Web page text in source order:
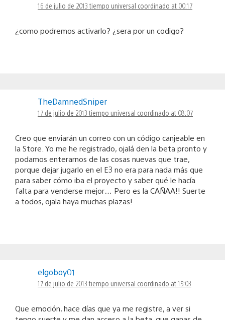
16 de julio de 2013 tiempo universal coordinado at 00:17
¿como podremos activarlo? ¿sera por un codigo?
TheDamnedSniper
17 de julio de 2013 tiempo universal coordinado at 08:07
Creo que enviarán un correo con un código canjeable en
la Store. Yo me he registrado, ojalá den la beta pronto y
podamos enterarnos de las cosas nuevas que trae,
porque dejar jugarlo en el E3 no era para nada más que
para saber cómo iba el proyecto y saber qué le hacía
falta para venderse mejor… Pero es la CAÑAA!! Suerte
a todos, ojala haya muchas plazas!
elgoboy01
17 de julio de 2013 tiempo universal coordinado at 15:03
Que emoción, hace días que ya me registre, a ver si